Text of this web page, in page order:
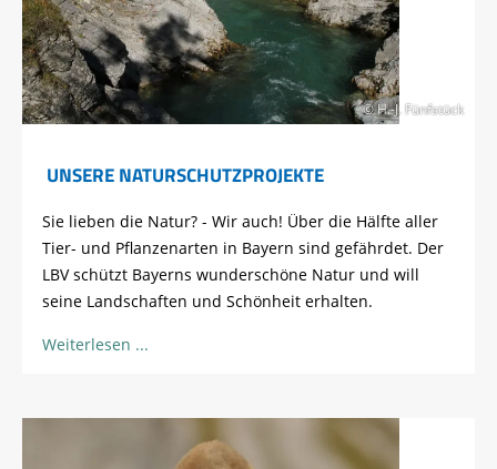
© H.-J. Fünfstück
UNSERE NATURSCHUTZPROJEKTE
Sie lieben die Natur? - Wir auch! Über die Hälfte aller
Tier- und Pflanzenarten in Bayern sind gefährdet. Der
LBV schützt Bayerns wunderschöne Natur und will
seine Landschaften und Schönheit erhalten.
Weiterlesen